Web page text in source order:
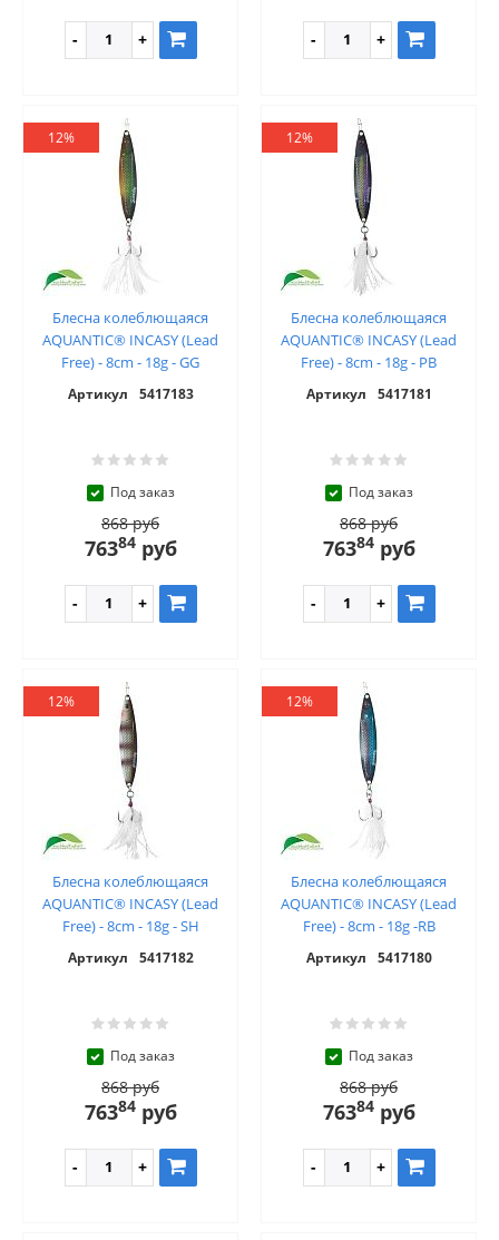
12%
Блесна колеблющаяся
AQUANTIC® INCASY (Lead
Free) - 8cm - 18g - GG
Артикул 5417183
Под заказ
868 руб
76384руб
12%
Блесна колеблющаяся
AQUANTIC® INCASY (Lead
Free) - 8cm - 18g - PB
Артикул 5417181
Под заказ
868 руб
76384руб
12%
Блесна колеблющаяся
AQUANTIC® INCASY (Lead
Free) - 8cm - 18g - SH
Артикул 5417182
Под заказ
868 руб
76384руб
12%
Блесна колеблющаяся
AQUANTIC® INCASY (Lead
Free) - 8cm - 18g -RB
Артикул 5417180
Под заказ
868 руб
76384руб